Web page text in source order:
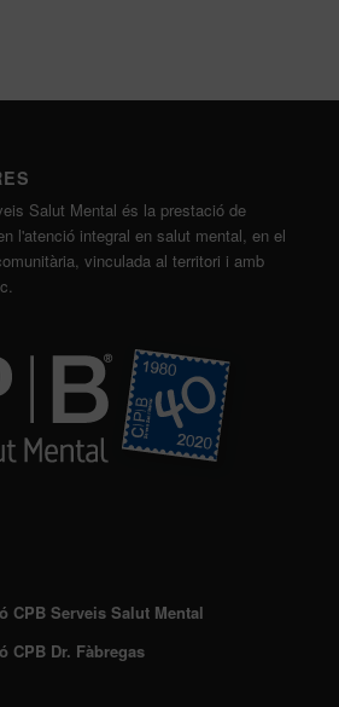
Salut Mental és la prestació de
l'atenció integral en salut mental, en el
vinculada al territori i amb
CPB Serveis Salut Mental
CPB Dr. Fàbregas